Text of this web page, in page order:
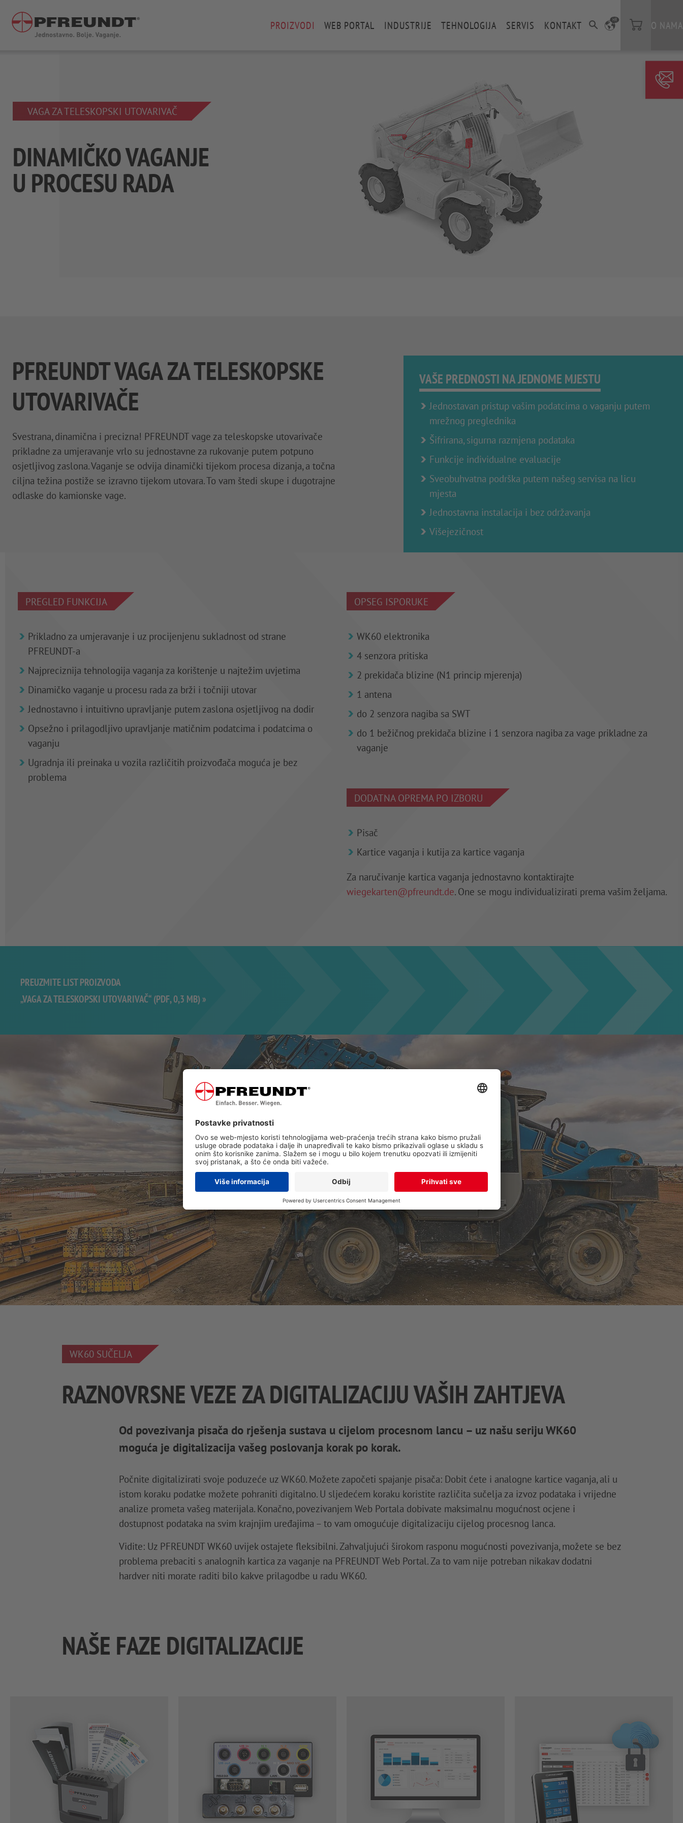
PROIZVODI WEB PORTAL INDUSTRIJE TEHNOLOGIJA SERVIS KONTAKT HR O NAMA
VAGA ZA TELESKOPSKI UTOVARIVAČ
DINAMIČKO VAGANJE
U PROCESU RADA
PFREUNDT VAGA ZA TELESKOPSKE
UTOVARIVAČE
Svestrana, dinamična i precizna! PFREUNDT vage za teleskopske utovarivače
prikladne za umjeravanje vrlo su jednostavne za rukovanje putem potpuno
osjetljivog zaslona. Vaganje se odvija dinamički tijekom procesa dizanja, a točna
ciljna težina postiže se izravno tijekom utovara. To vam štedi skupe i dugotrajne
odlaske do kamionske vage.
VAŠE PREDNOSTI NA JEDNOME MJESTU
Jednostavan pristup vašim podatcima o vaganju putem
mrežnog preglednika
Šifrirana, sigurna razmjena podataka
Funkcije individualne evaluacije
Sveobuhvatna podrška putem našeg servisa na licu
mjesta
Jednostavna instalacija i bez održavanja
Višejezičnost
PREGLED FUNKCIJA
Prikladno za umjeravanje i uz procijenjenu sukladnost od strane
PFREUNDT-a
Najpreciznija tehnologija vaganja za korištenje u najtežim uvjetima
Dinamičko vaganje u procesu rada za brži i točniji utovar
Jednostavno i intuitivno upravljanje putem zaslona osjetljivog na dodir
Opsežno i prilagodljivo upravljanje matičnim podatcima i podatcima o
vaganju
Ugradnja ili preinaka u vozila različitih proizvođača moguća je bez
problema
OPSEG ISPORUKE
WK60 elektronika
4 senzora pritiska
2 prekidača blizine (N1 princip mjerenja)
1 antena
do 2 senzora nagiba sa SWT
do 1 bežičnog prekidača blizine i 1 senzora nagiba za vage prikladne za
vaganje
DODATNA OPREMA PO IZBORU
Pisač
Kartice vaganja i kutija za kartice vaganja
Za naručivanje kartica vaganja jednostavno kontaktirajte
wiegekarten@pfreundt.de. One se mogu individualizirati prema vašim željama.
PREUZMITE LIST PROIZVODA
„VAGA ZA TELESKOPSKI UTOVARIVAČ“ (PDF, 0,3 MB) »
WK60 SUČELJA
RAZNOVRSNE VEZE ZA DIGITALIZACIJU VAŠIH ZAHTJEVA
Od povezivanja pisača do rješenja sustava u cijelom procesnom lancu – uz našu seriju WK60
moguća je digitalizacija vašeg poslovanja korak po korak.
Počnite digitalizirati svoje poduzeće uz WK60. Možete započeti spajanje pisača: Dobit ćete i analogne kartice vaganja, ali u
istom koraku podatke možete pohraniti digitalno. U sljedećem koraku koristite različita sučelja za izvoz podataka i vrijedne
analize prometa vašeg materijala. Konačno, povezivanjem Web Portala dobivate maksimalnu mogućnost ocjene i
dostupnost podataka na svim krajnjim uređajima – to vam omogućuje digitalizaciju cijelog procesnog lanca.
Vidite: Uz PFREUNDT WK60 uvijek ostajete fleksibilni. Zahvaljujući širokom rasponu mogućnosti povezivanja, možete se bez
problema prebaciti s analognih kartica za vaganje na PFREUNDT Web Portal. Za to vam nije potreban nikakav dodatni
hardver niti morate raditi bilo kakve prilagodbe u radu WK60.
NAŠE FAZE DIGITALIZACIJE